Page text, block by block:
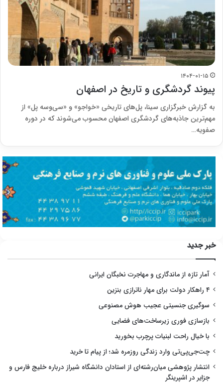
۱۴۰۴-۰۱-۱۵
پیوند گردشگری و تاریخ در اصفهان
به گزارش خبرگزاری سینا، پل‌های تاریخی «خواجو» و «سی‌وسه پل» از
مهم‌ترین جاذبه‌های گردشگری اصفهان محسوب می‌شوند که در دوره
صفویه…
خبر جدید
آمار تازه از ماندگاری و مهاجرت نخبگان ایرانی
۴ راهکار دولت برای مهار ناترازی بنزین
سوگیری جنسیتی عجیب هوش مصنوعی
بازسازی فوری زیرساخت‌های فضایی
با خیال راحت لبنیات پرچرب بخورید
چت‌جی‌پی‌تی وارد زندگی روزمره شد؛ از پیام تا خرید
انتشار پژوهشی میان‌رشته‌ای از استادان دانشگاه شیراز درباره خلیج فارس و
جزایر در اشپرینگر